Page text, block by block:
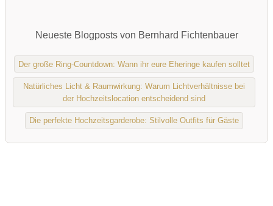
Neueste Blogposts von Bernhard Fichtenbauer
Der große Ring-Countdown: Wann ihr eure Eheringe kaufen solltet
Natürliches Licht & Raumwirkung: Warum Lichtverhältnisse bei
der Hochzeitslocation entscheidend sind
Die perfekte Hochzeitsgarderobe: Stilvolle Outfits für Gäste